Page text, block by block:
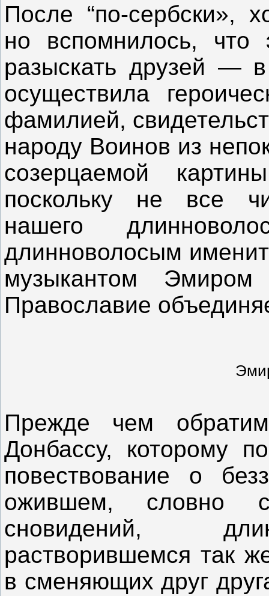
После “по-сербски»,
но вспомнилось, что
разыскать друзей —
осуществила
фамилией,
народу Воинов из
созерцаемой
поскольку не все
нашего
длинноволосым
музыкантом
Православие
Прежде чем
Донбассу, которому
повествование о
ожившем, словно
сновидений,
растворившемся так
в сменяющих друг